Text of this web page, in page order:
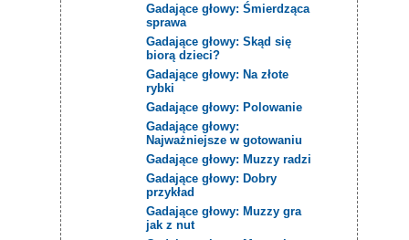
Gadające głowy: Śmierdząca
sprawa
Gadające głowy: Skąd się
biorą dzieci?
Gadające głowy: Na złote
rybki
Gadające głowy: Polowanie
Gadające głowy:
Najważniejsze w gotowaniu
Gadające głowy: Muzzy radzi
Gadające głowy: Dobry
przykład
Gadające głowy: Muzzy gra
jak z nut